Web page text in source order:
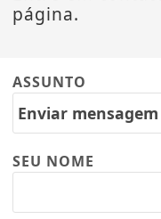
página.
ASSUNTO
SEU NOME